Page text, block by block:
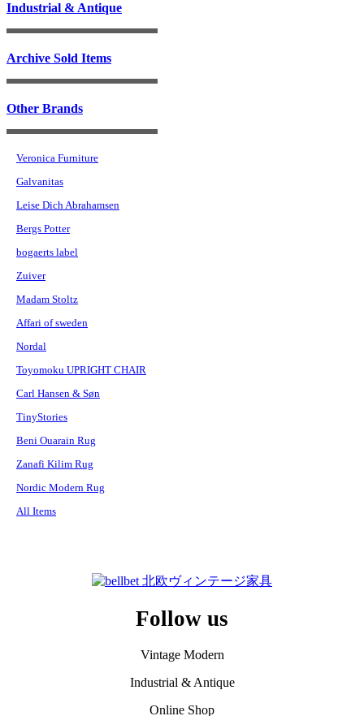
Industrial & Antique
Archive Sold Items
Other Brands
Veronica Furniture
Galvanitas
Leise Dich Abrahamsen
Bergs Potter
bogaerts label
Zuiver
Madam Stoltz
Affari of sweden
Nordal
Toyomoku UPRIGHT CHAIR
Carl Hansen & Søn
TinyStories
Beni Ouarain Rug
Zanafi Kilim Rug
Nordic Modern Rug
All Items
Follow us
Vintage Modern
Industrial & Antique
Online Shop